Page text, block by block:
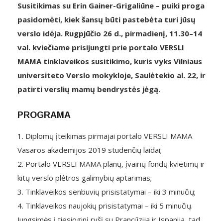
Susitikimas su Erin Gainer-Grigaliūne – puiki proga
pasidomėti, kiek šansų būti pastebėta turi jūsų
verslo idėja. Rugpjūčio 26 d., pirmadienį, 11.30–14
val. kviečiame prisijungti prie portalo VERSLI
MAMA tinklaveikos susitikimo, kuris vyks Vilniaus
universiteto Verslo mokykloje, Saulėtekio al. 22, ir
patirti verslių mamų bendrystės jėgą.
PROGRAMA
1. Diplomų įteikimas pirmajai portalo VERSLI MAMA
Vasaros akademijos 2019 studenčių laidai;
2. Portalo VERSLI MAMA planų, įvairių fondų kvietimų ir
kitų verslo plėtros galimybių aptarimas;
3. Tinklaveikos senbuvių prisistatymai – iki 3 minučių;
4. Tinklaveikos naujokių prisistatymai – iki 5 minučių.